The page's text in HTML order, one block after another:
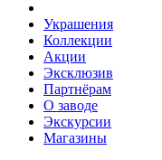
Украшения
Коллекции
Акции
Эксклюзив
Партнёрам
О заводе
Экскурсии
Магазины